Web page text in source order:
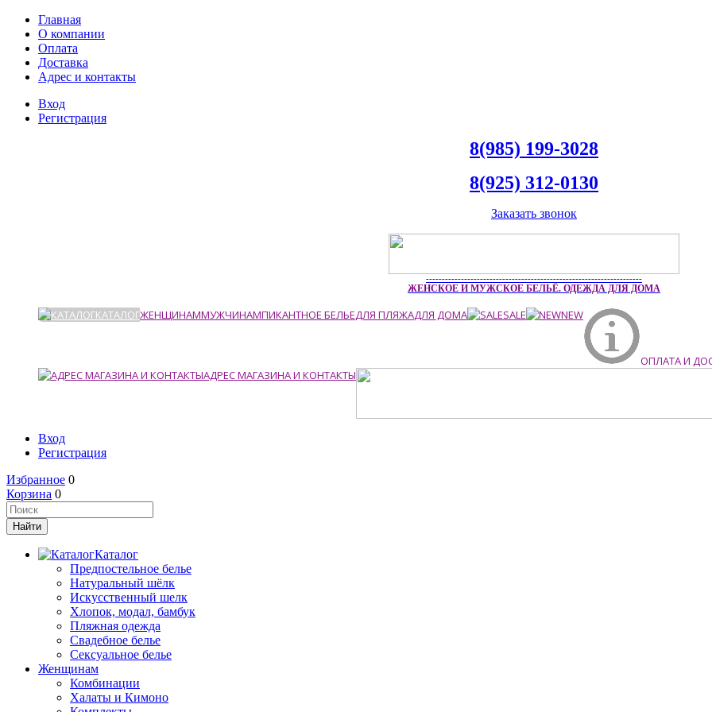
Главная
О компании
Оплата
Доставка
Адрес и контакты
Вход
Регистрация
8(985) 199-3028
8(925) 312-0130
Заказать звонок
--------------------------------------------------------------------
ЖЕНСКОЕ И МУЖСКОЕ БЕЛЬЁ. ОДЕЖДА ДЛЯ ДОМА
КАТАЛОГЖЕНЩИНАММУЖЧИНАМПИКАНТНОЕ БЕЛЬЕДЛЯ ПЛЯЖАДЛЯ ДОМА SALE NEW
ОПЛАТА И
АДРЕС МАГАЗИНА И КОНТАКТЫ
Вход
Регистрация
Избранное 0
Корзина 0
Каталог
Предпостельное белье
Натуральный шёлк
Искусственный шелк
Хлопок, модал, бамбук
Пляжная одежда
Свадебное белье
Сексуальное белье
Женщинам
Комбинации
Халаты и Кимоно